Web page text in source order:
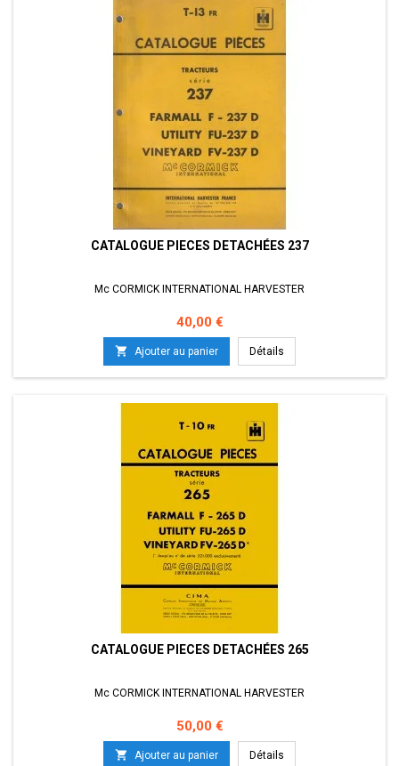
CATALOGUE PIECES DETACHÉES 237
Mc CORMICK INTERNATIONAL HARVESTER
Prix
40,00 €
 Ajouter au panier Détails
CATALOGUE PIECES DETACHÉES 265
Mc CORMICK INTERNATIONAL HARVESTER
Prix
50,00 €
 Ajouter au panier Détails